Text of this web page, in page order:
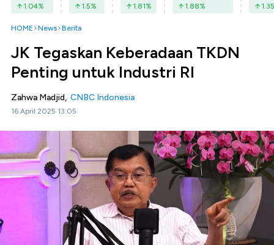
1.04% 1.5% 1.81% 1.88% 1.35
HOME News Berita
JK Tegaskan Keberadaan TKDN
Penting untuk Industri RI
Zahwa Madjid, CNBC Indonesia
16 April 2025 13:05